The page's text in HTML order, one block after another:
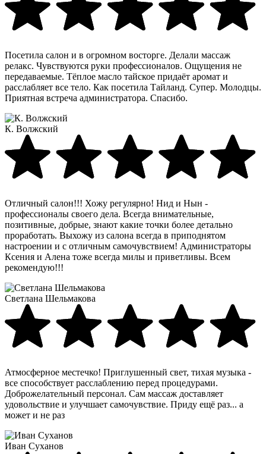
Посетила салон и в огромном восторге. Делали массаж
релакс. Чувствуются руки профессионалов. Ощущения не
передаваемые. Тёплое масло тайское придаёт аромат и
расслабляет все тело. Как посетила Тайланд. Супер. Молодцы.
Приятная встреча администратора. Спасибо.
К. Волжский
Отличный салон!!! Хожу регулярно! Нид и Нын -
профессионалы своего дела. Всегда внимательные,
позитивные, добрые, знают какие точки более детально
проработать. Выхожу из салона всегда в приподнятом
настроении и с отличным самочувствием! Администраторы
Ксения и Алена тоже всегда милы и приветливы. Всем
рекомендую!!!
Светлана Шельмакова
Атмосферное местечко! Приглушенный свет, тихая музыка -
все способствует расслаблению перед процедурами.
Доброжелательный персонал. Сам массаж доставляет
удовольствие и улучшает самочувствие. Приду ещё раз... а
может и не раз
Иван Суханов